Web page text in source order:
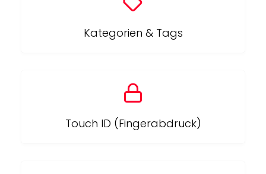
Kategorien & Tags
Touch ID (Fingerabdruck)